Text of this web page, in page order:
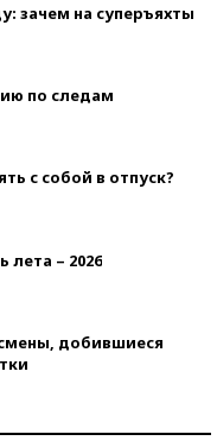
зачем на суперъяхты
по следам
с собой в отпуск?
лета – 2026
добившиеся